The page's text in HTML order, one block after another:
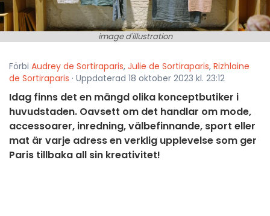
image d'illustration
Förbi Audrey de Sortiraparis, Julie de Sortiraparis, Rizhlaine
de Sortiraparis · Uppdaterad 18 oktober 2023 kl. 23:12
Idag finns det en mängd olika konceptbutiker i
huvudstaden. Oavsett om det handlar om mode,
accessoarer, inredning, välbefinnande, sport eller
mat är varje adress en verklig upplevelse som ger
Paris tillbaka all sin kreativitet!